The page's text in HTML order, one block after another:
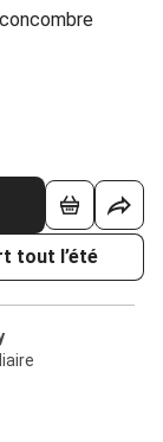
tout l’été